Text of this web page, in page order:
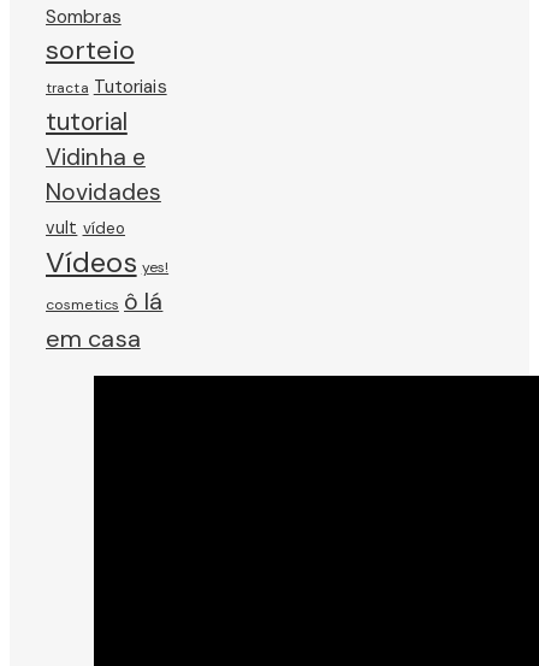
Sombras
sorteio
tracta Tutoriais
tutorial
Vidinha e
Novidades
vult vídeo
Vídeos yes!
cosmetics ô lá
em casa